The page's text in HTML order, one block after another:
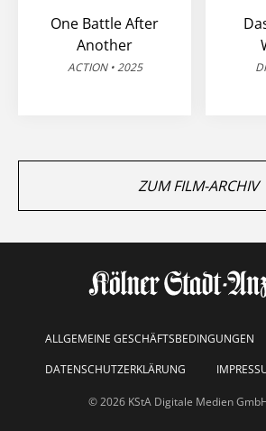
One Battle After
Another
ACTION • 2025
ZUM FILM-ARCHIV
ALLGEMEINE GESCHÄFTSBEDINGUNGEN
DATENSCHUTZERKLÄRUNG
© 2026 KStA Digitale Medien